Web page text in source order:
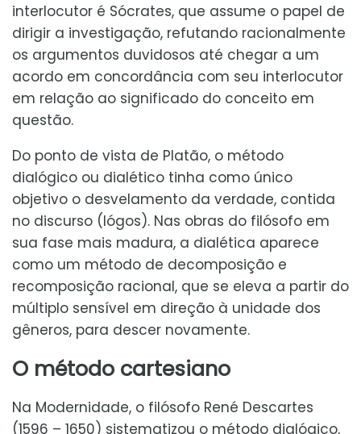
interlocutor é Sócrates, que assume o papel de
dirigir a investigação, refutando racionalmente
os argumentos duvidosos até chegar a um
acordo em concordância com seu interlocutor
em relação ao significado do conceito em
questão.
Do ponto de vista de Platão, o método
dialógico ou dialético tinha como único
objetivo o desvelamento da verdade, contida
no discurso (lógos). Nas obras do filósofo em
sua fase mais madura, a dialética aparece
como um método de decomposição e
recomposição racional, que se eleva a partir do
múltiplo sensível em direção à unidade dos
gêneros, para descer novamente.
O método cartesiano
Na Modernidade, o filósofo René Descartes
(1596 – 1650) sistematizou o método dialógico,